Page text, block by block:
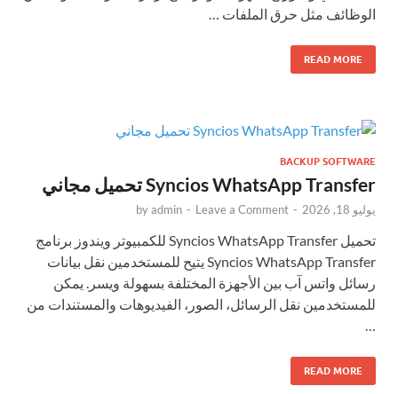
الوظائف مثل حرق الملفات …
READ MORE
BACKUP SOFTWARE
Syncios WhatsApp Transfer تحميل مجاني
يوليو 18, 2026 -
byadmin - Leave a Comment
تحميل Syncios WhatsApp Transfer للكمبيوتر ويندوز برنامج
Syncios WhatsApp Transfer يتيح للمستخدمين نقل بيانات
رسائل واتس آب بين الأجهزة المختلفة بسهولة ويسر. يمكن
للمستخدمين نقل الرسائل، الصور، الفيديوهات والمستندات من
READ MORE